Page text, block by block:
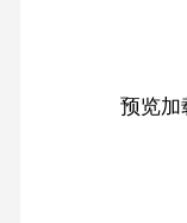
预览加